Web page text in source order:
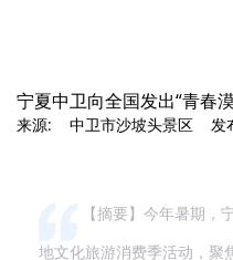
宁夏中卫向全国发出“青春
来源: 中卫市沙坡头景区 发
【摘要】今年暑期，
地文化旅游消费季活动，聚